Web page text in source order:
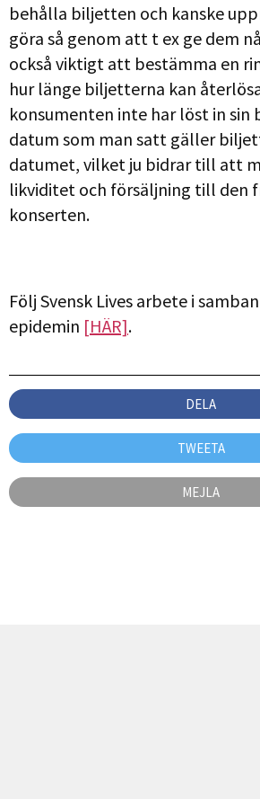
behålla biljetten och kanske
göra så genom att t ex ge dem
också viktigt att bestämma en
hur länge biljetterna kan
konsumenten inte har löst in
datum som man satt gäller
datumet, vilket ju bidrar till att
likviditet och försäljning till den
konserten.
Följ Svensk Lives arbete i
epidemin [HÄR].
DELA
TWEETA
MEJLA